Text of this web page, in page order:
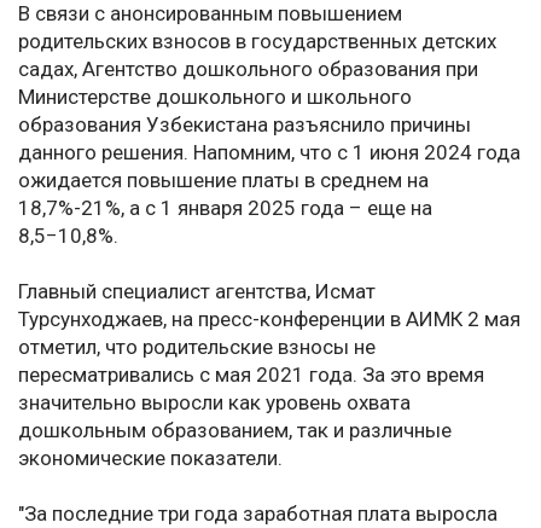
В связи с анонсированным повышением
родительских взносов в государственных детских
садах, Агентство дошкольного образования при
Министерстве дошкольного и школьного
образования Узбекистана разъяснило причины
данного решения. Напомним, что с 1 июня 2024 года
ожидается повышение платы в среднем на
18,7%-21%, а с 1 января 2025 года – еще на
8,5−10,8%.
Главный специалист агентства, Исмат
Турсунходжаев, на пресс-конференции в АИМК 2 мая
отметил, что родительские взносы не
пересматривались с мая 2021 года. За это время
значительно выросли как уровень охвата
дошкольным образованием, так и различные
экономические показатели.
"За последние три года заработная плата выросла